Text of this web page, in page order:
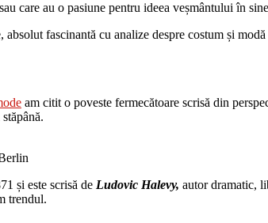
care au o pasiune pentru ideea veșmântului în
fascinantă cu analize despre costum și modă
am citit o poveste fermecătoare scrisă din
și este scrisă de Ludovic Halevy, autor dramatic,
trendul.